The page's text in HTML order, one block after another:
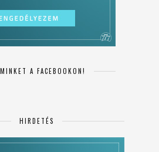
A FACEBOOKON!
HIRDETÉS